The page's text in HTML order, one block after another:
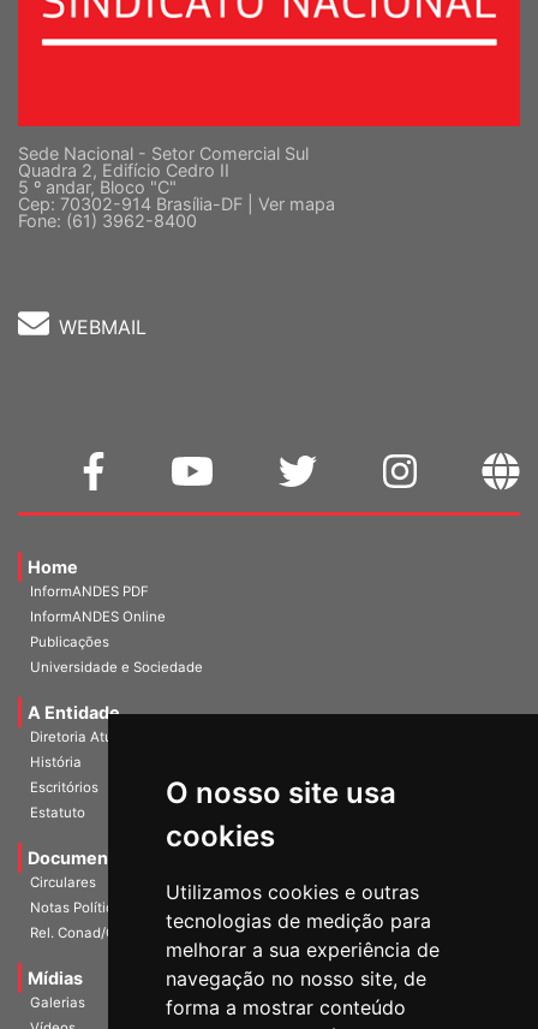
O nosso site usa
cookies
Utilizamos cookies e outras
tecnologias de medição para
melhorar a sua experiência de
navegação no nosso site, de
forma a mostrar conteúdo
Sede Nacional - Setor Comercial Sul
Quadra 2, Edifício Cedro II
5 º andar, Bloco "C"
Cep: 70302-914 Brasília-DF | Ver mapa
Fone: (61) 3962-8400
WEBMAIL
Home
InformANDES PDF
InformANDES Online
Publicações
Universidade e Sociedade
A Entidade
Diretoria Atual
História
Escritórios
Estatuto
Documentos
Circulares
Notas Políticas
Rel. Conad/Congresso
Mídias
Galerias